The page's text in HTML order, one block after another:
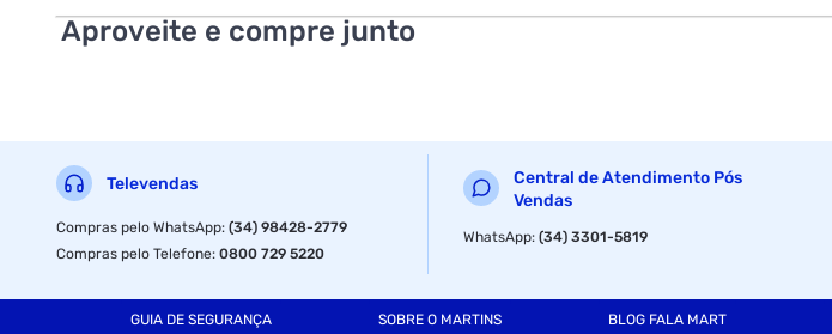
Fortlife
Aproveite e compre junto
Televendas
Compras pelo WhatsApp:(34) 98428-2779
Compras pelo Telefone:0800 729 5220
Central de Atendimento Pós
Vendas
WhatsApp:(34) 3301-5819
GUIA DE SEGURANÇA SOBRE O MARTINS BLOG FALA MART